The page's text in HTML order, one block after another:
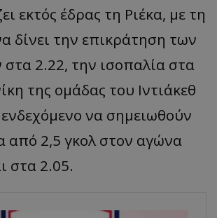
εκτός έδρας τη Ριέκα, με τη
δίνει την επικράτηση των
2.22, την ισοπαλία στα
της ομάδας του Ιντιάκεθ
να σημειωθούν
από 2,5 γκολ στον αγώνα
στα 2.05.